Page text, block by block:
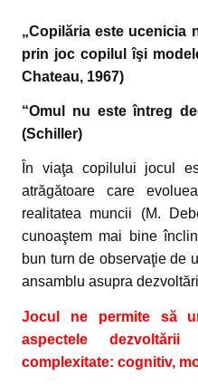
„Copilăria este ucenicia
prin joc copilul îşi
Chateau, 1967)
“Omul nu este întreg
(Schiller)
În viaţa copilului jocul
atrăgătoare care
realitatea muncii (M.
cunoaştem mai bine
bun turn de observaţie de
ansamblu asupra
Jocul ne permite să
aspectele
complexitate: cognitiv,